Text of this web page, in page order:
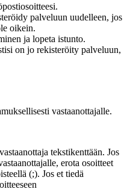
palveluun uudelleen, jos
oikein.
ja lopeta istunto.
on jo rekisteröity palveluun,
vastaanottajalle.
tekstikenttään. Jos
erota osoitteet
(;). Jos et tiedä